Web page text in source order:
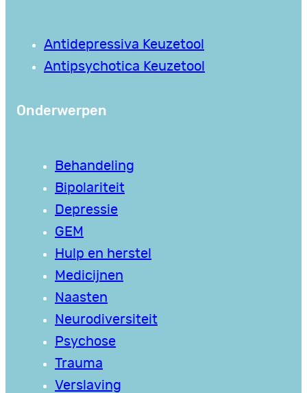
Antidepressiva Keuzetool
Antipsychotica Keuzetool
Onderwerpen
Behandeling
Bipolariteit
Depressie
GEM
Hulp en herstel
Medicijnen
Naasten
Neurodiversiteit
Psychose
Trauma
Verslaving